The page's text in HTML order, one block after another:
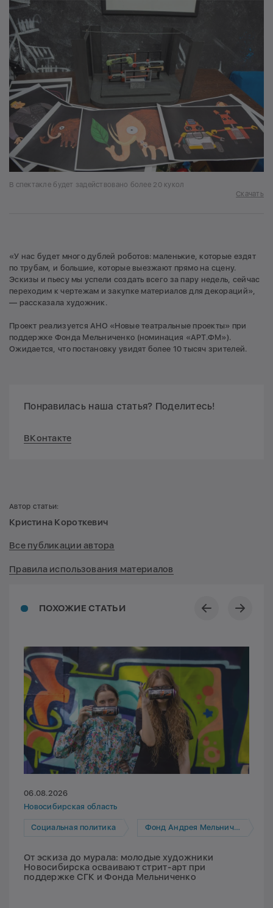
В спектакле будет задействовано более 20 кукол
Скачать
«У нас будет много дублей роботов: маленькие, которые ездят
по трубам, и большие, которые выезжают прямо на сцену.
Эскизы и пьесу мы успели создать всего за пару недель, сейчас
переходим к чертежам и закупке материалов для декораций»,
— рассказала художник.
Проект реализуется АНО «Новые театральные проекты» при
поддержке Фонда Мельниченко (номинация «АРТ.ФМ»).
Ожидается, что постановку увидят более 10 тысяч зрителей.
Понравилась наша статья? Поделитесь!
ВКонтакте
ПОХОЖИЕ СТАТЬИ
06.08.2026
Новосибирская область
Социальная политика Фонд Андрея Мельниченко
От эскиза до мурала: молодые художники
Новосибирска осваивают стрит-арт при
поддержке СГК и Фонда Мельниченко
Автор статьи:
Кристина Короткевич
Все публикации автора
Правила использования материалов